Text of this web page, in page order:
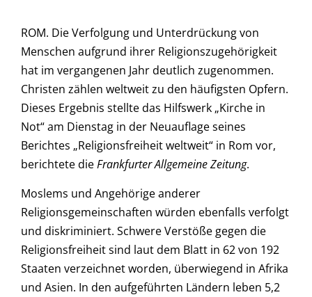
ROM. Die Verfolgung und Unterdrückung von
Menschen aufgrund ihrer Religionszugehörigkeit
hat im vergangenen Jahr deutlich zugenommen.
Christen zählen weltweit zu den häufigsten Opfern.
Dieses Ergebnis stellte das Hilfswerk „Kirche in
Not“ am Dienstag in der Neuauflage seines
Berichtes „Religionsfreiheit weltweit“ in Rom vor,
berichtete dieFrankfurter Allgemeine Zeitung.
Moslems und Angehörige anderer
Religionsgemeinschaften würden ebenfalls verfolgt
und diskriminiert. Schwere Verstöße gegen die
Religionsfreiheit sind laut dem Blatt in 62 von 192
Staaten verzeichnet worden, überwiegend in Afrika
und Asien. In den aufgeführten Ländern leben 5,2